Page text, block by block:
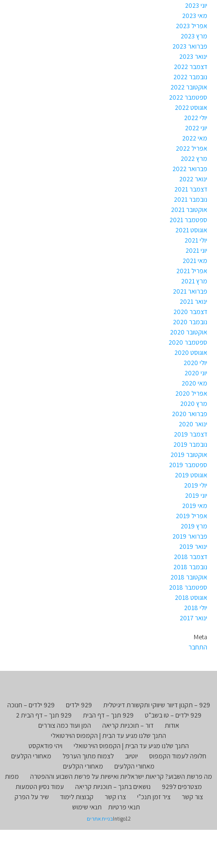
יוני 2023
מאי 2023
אפריל 2023
מרץ 2023
פברואר 2023
ינואר 2023
דצמבר 2022
נובמבר 2022
אוקטובר 2022
ספטמבר 2022
אוגוסט 2022
יולי 2022
יוני 2022
מאי 2022
אפריל 2022
מרץ 2022
פברואר 2022
ינואר 2022
דצמבר 2021
נובמבר 2021
אוקטובר 2021
ספטמבר 2021
אוגוסט 2021
יולי 2021
יוני 2021
מאי 2021
אפריל 2021
מרץ 2021
פברואר 2021
ינואר 2021
דצמבר 2020
נובמבר 2020
אוקטובר 2020
ספטמבר 2020
אוגוסט 2020
יולי 2020
יוני 2020
מאי 2020
אפריל 2020
מרץ 2020
פברואר 2020
ינואר 2020
דצמבר 2019
נובמבר 2019
אוקטובר 2019
ספטמבר 2019
אוגוסט 2019
יולי 2019
יוני 2019
מאי 2019
אפריל 2019
מרץ 2019
פברואר 2019
ינואר 2019
דצמבר 2018
נובמבר 2018
אוקטובר 2018
ספטמבר 2018
אוגוסט 2018
יולי 2018
ינואר 2017
Meta
התחבר
929 – תקנון דיוור שיווקי ותקשורת דיגיטלית 929 ילדים
929 ילדים – חנוכה
929 ילדים – טו בשב"ט
929 תנך – דף הבית
929 תנך – דף הבית 2
אודות
דור – תוכניות קריאה
המן ועוד כמה צוררים
התנך שלנו מגיע עד הבית | הקמפוס הוירטואלי
התנך שלנו מגיע עד הבית | הקמפוס הוירטואלי
ויהי פודאקסט
חלופה לעמוד הקמפוס
יוטיוב לצמוח מתוך הערפל
מאחורי הקלעים
מאחורי הקלעים
מאחורי הקלעים
מה פרשת השבוע? קריאות ישראליות ואישיות על פרשת השבוע וההפטרה
מפות
מצטרפים ל929
נושאים בתנך – תוכניות קריאה
עמוד נסיון הטמעות
צור קשר
ציר זמן תנכ"י צרו קשר קבוצות לימוד
שיר על הפרק
תנאי פרטיות
תנאי שימוש
Intigo12בניית אתרים